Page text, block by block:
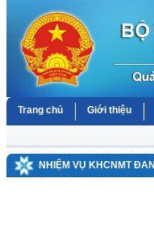
Trang chủ Giới thiệu
NHIỆM VỤ KHCNMT